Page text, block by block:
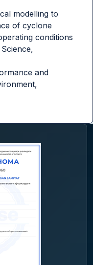
modelling to
of cyclone
conditions
and